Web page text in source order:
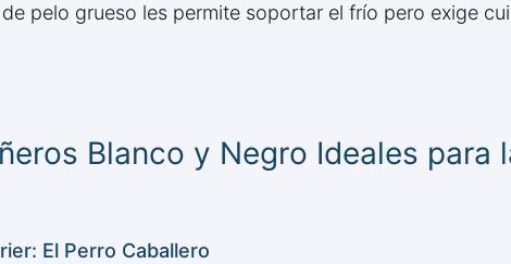
pelo grueso les permite soportar el frío pero exige
Blanco y Negro Ideales para
El Perro Caballero